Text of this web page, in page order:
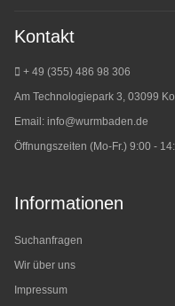
Kontakt
+ 49 (355) 486 98 306
Am Technologiepark 3, 03099
Email: info@wurmbaden.de
Öffnungszeiten (Mo-Fr.) 9:00 -
Informationen
Suchanfragen
Wir über uns
Impressum